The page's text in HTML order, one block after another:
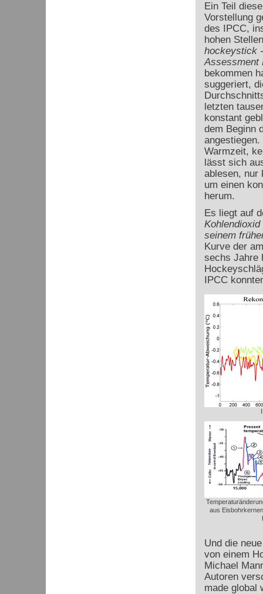
Ein Teil
Vorstellung
des IPCC,
hohen
hockeystick -
Assessment
bekommen
suggeriert,
letzten
konstant
dem Beginn
Warmzeit,
lässt sich
ablesen, nur
um einen
herum.
Es liegt auf
seinem
Kurve der
sechs Jahre
IPCC
aus
Und die
von einem
Michael
Autoren
made global